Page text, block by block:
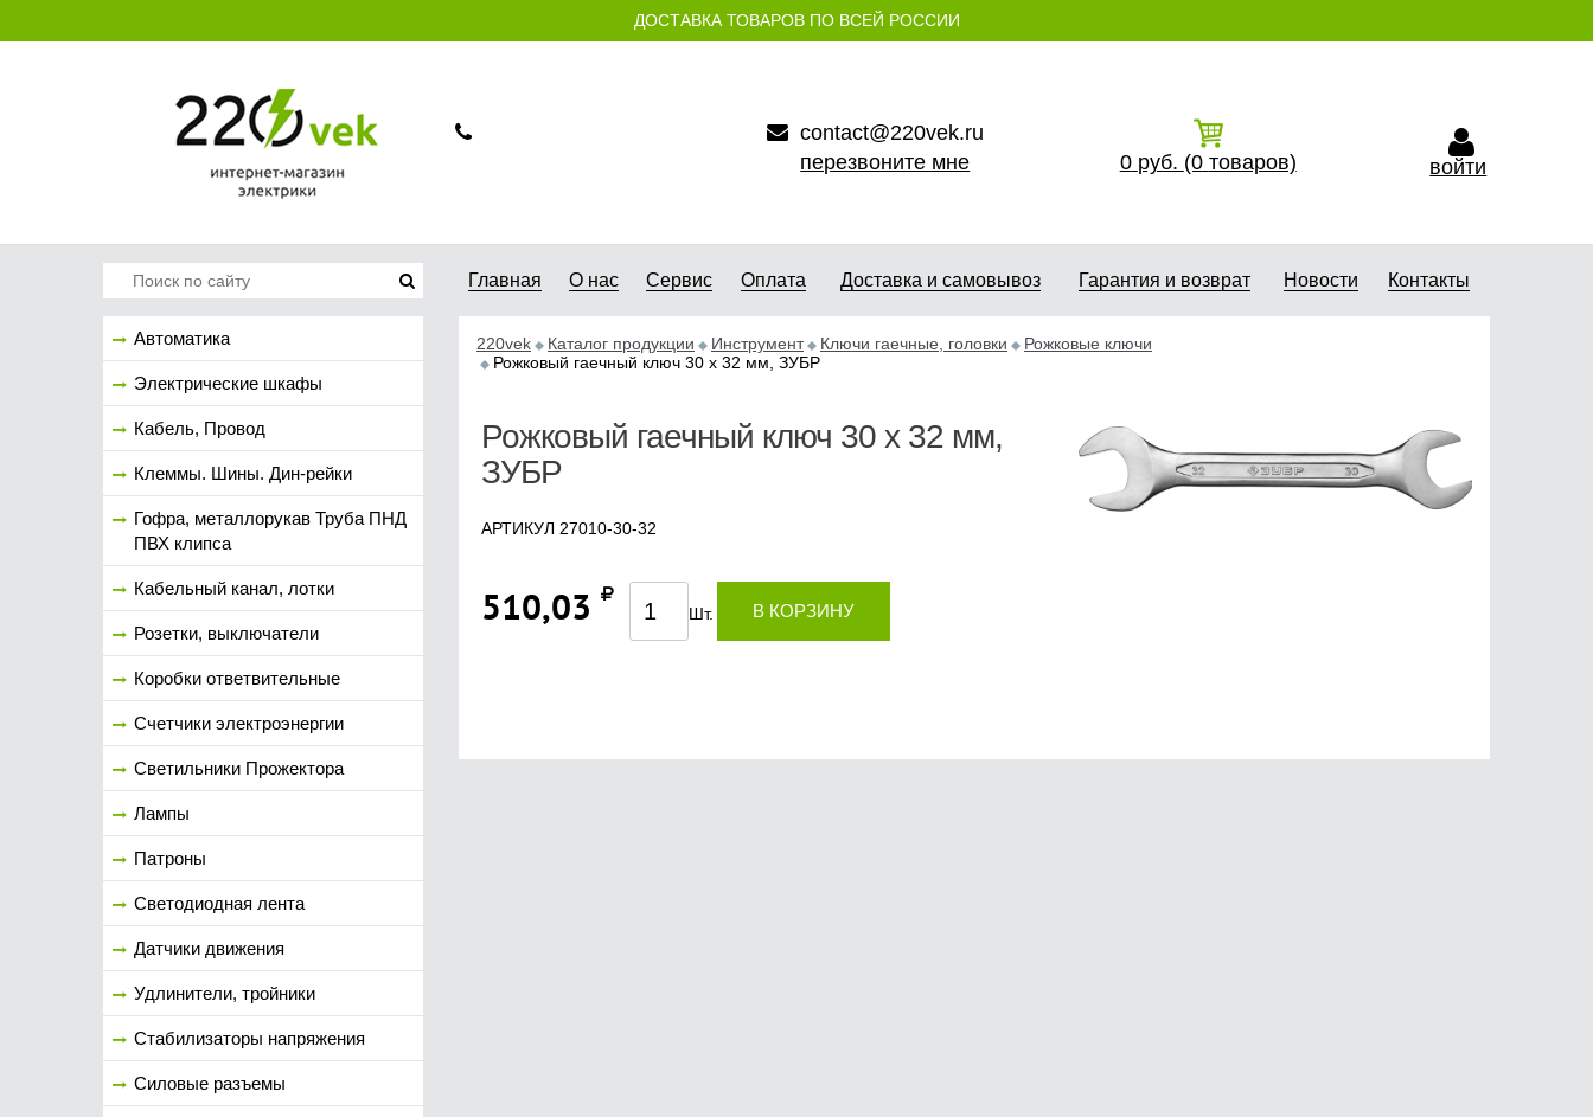
ДОСТАВКА ТОВАРОВ ПО ВСЕЙ РОССИИ
contact@220vek.ru
перезвоните мне
0 руб. (0 товаров) войти
Автоматика
Электрические шкафы
Кабель, Провод
Клеммы. Шины. Дин-рейки
Гофра, металлорукав Труба ПНД
ПВХ клипса
Кабельный канал, лотки
Розетки, выключатели
Коробки ответвительные
Счетчики электроэнергии
Светильники Прожектора
Лампы
Патроны
Светодиодная лента
Датчики движения
Удлинители, тройники
Стабилизаторы напряжения
Силовые разъемы
Главная О нас Сервис Оплата Доставка и самовывоз Гарантия и возврат Новости Контакты
220vek Каталог продукции Инструмент Ключи гаечные, головки
Рожковые ключи
Рожковый гаечный ключ 30 x 32 мм, ЗУБР
Рожковый гаечный ключ 30 x 32 мм,
ЗУБР
АРТИКУЛ 27010-30-32
510,03 Шт. В КОРЗИНУ